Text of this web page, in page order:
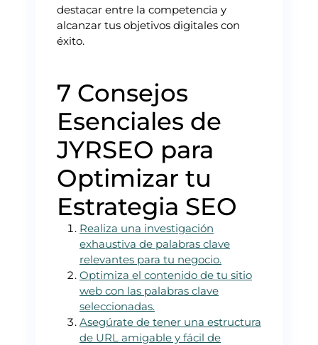
destacar entre la competencia y
alcanzar tus objetivos digitales con
éxito.
7 Consejos
Esenciales de
JYRSEO para
Optimizar tu
Estrategia SEO
Realiza una investigación
exhaustiva de palabras clave
relevantes para tu negocio.
Optimiza el contenido de tu sitio
web con las palabras clave
seleccionadas.
Asegúrate de tener una estructura
de URL amigable y fácil de